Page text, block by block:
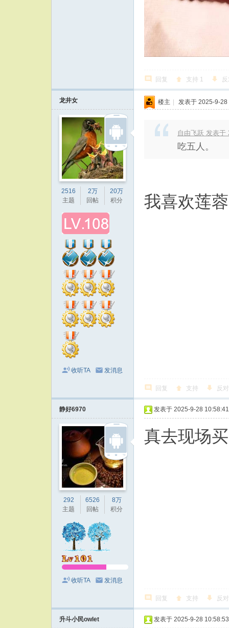
回复 支持 1
龙井女
2516
主题
2万
回帖
20万
积分
收听TA 发消息
楼主 | 发表于 2025-9-
自由飞跃 发表于
吃五人。
我喜欢莲
回复 支持 反对
静好6970
292
主题
6526
回帖
8万
积分
收听TA 发消息
发表于 2025-9-28 10:58:41
真去现场
回复 支持 反对
升斗小民owlet 发表于 2025-9-28 10:58:53